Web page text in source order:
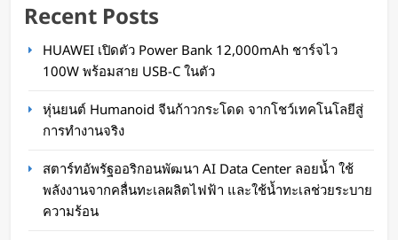
สตาร์ทอัพรัฐออริกอนพัฒนา AI Data Center ลอย
น้ำ ใช้พลังงานจากคลื่นทะเลผลิตไฟฟ้า และใช้น้ำ
Oat Content
Recent Posts
HUAWEI เปิดตัว Power Bank 12,000mAh ชาร์จไว
100W พร้อมสาย USB-C ในตัว
หุ่นยนต์ Humanoid จีนก้าวกระโดด จากโชว์เทคโนโลยีสู่
การทำงานจริง
สตาร์ทอัพรัฐออริกอนพัฒนา AI Data Center ลอยน้ำ ใช้
พลังงานจากคลื่นทะเลผลิตไฟฟ้า และใช้น้ำทะเลช่วยระบาย
ความร้อน